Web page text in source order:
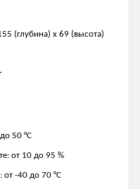
(глубина) x 69 (высота)
50 °С
от 10 до 95 %
от -40 до 70 °С